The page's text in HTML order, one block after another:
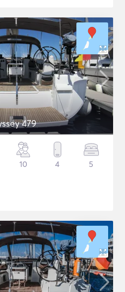
479
10 4 5